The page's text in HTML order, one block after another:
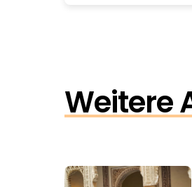
Weitere